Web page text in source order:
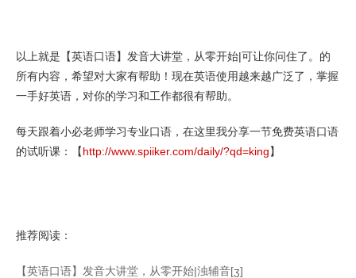
以上就是【英语口语】发音大讲堂，从零开始|可让你问住了。的
所有内容，希望对大家有帮助！现在英语使用越来越广泛了，掌握
一手好英语，对你的学习和工作都很有帮助。
每天跟着小必老师学习专业口语，在这里我分享一节免费英语口语
的试听课：【http://www.spiiker.com/daily/?qd=king】
推荐阅读：
【英语口语】发音大讲堂，从零开始|浊辅音[ʒ]